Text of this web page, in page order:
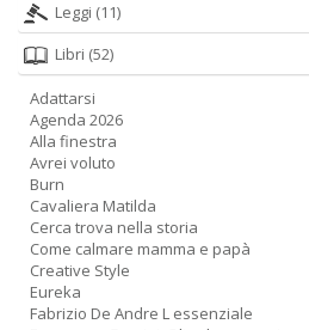
Leggi (11)
Libri (52)
Adattarsi
Agenda 2026
Alla finestra
Avrei voluto
Burn
Cavaliera Matilda
Cerca trova nella storia
Come calmare mamma e papà
Creative Style
Eureka
Fabrizio De Andre L essenziale